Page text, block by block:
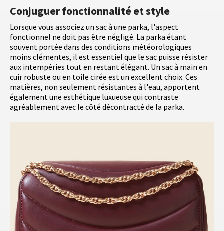
Conjuguer fonctionnalité et style
Lorsque vous associez un sac à une parka, l'aspect
fonctionnel ne doit pas être négligé. La parka étant
souvent portée dans des conditions météorologiques
moins clémentes, il est essentiel que le sac puisse résister
aux intempéries tout en restant élégant. Un sac à main en
cuir robuste ou en toile cirée est un excellent choix. Ces
matières, non seulement résistantes à l'eau, apportent
également une esthétique luxueuse qui contraste
agréablement avec le côté décontracté de la parka.